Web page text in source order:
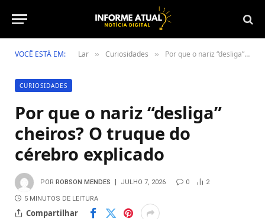
VOCÊ ESTÁ EM: Lar » Curiosidades » Por que o nariz “desliga” cheiros? O truque do cérebro explicado
CURIOSIDADES
Por que o nariz “desliga”
cheiros? O truque do
cérebro explicado
POR ROBSON MENDES JULHO 7, 2026 0 2
5 MINUTOS DE LEITURA
Compartilhar